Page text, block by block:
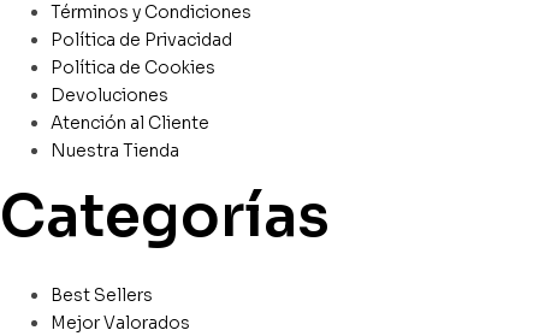
Términos y Condiciones
Política de Privacidad
Política de Cookies
Devoluciones
Atención al Cliente
Nuestra Tienda
Categorías
Best Sellers
Mejor Valorados